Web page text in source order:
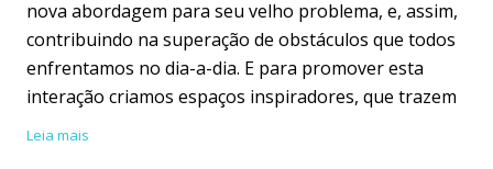
nova abordagem para seu velho problema, e, assim,
contribuindo na superação de obstáculos que todos
enfrentamos no dia-a-dia. E para promover esta
interação criamos espaços inspiradores, que trazem
todo o charme e tranquilidade de uma vila silenciosa
Leia mais